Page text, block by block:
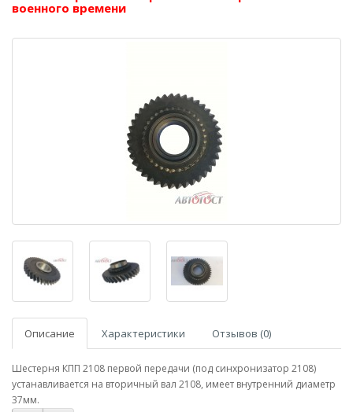
военного времени
Описание Характеристики Отзывов (0)
Шестерня КПП 2108 первой передачи (под синхронизатор 2108)
устанавливается на вторичный вал 2108, имеет внутренний диаметр
37мм.